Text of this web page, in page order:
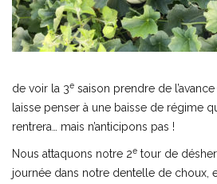
de voir la 3e saison prendre de
laisse penser à une baisse de régime
rentrera… mais n’anticipons pas !
Nous attaquons notre 2e tour de
journée dans notre dentelle de choux,